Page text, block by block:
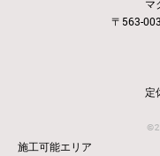
マ
〒563-
定
施工可能エリア